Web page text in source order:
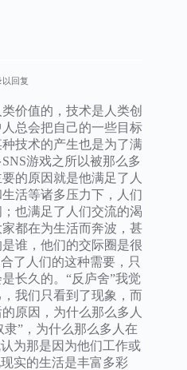
以回复
价值的，技术是人类创
总会把自己的一些目标
技术的产生也是为了满
游戏之所以被那么多
的原因就是他满足了人
活等诸多压力下，人们
也满足了人们交流的渴
都在为生活而奔波，甚
谁，他们的交际圈是很
了人们的这种需要，只
长久的。“反庐舍”我觉
我们只看到了现象，而
原因，为什么那么多人
隶”，为什么那么多人在
为那是因为他们工作或
实的生活是丰富多彩